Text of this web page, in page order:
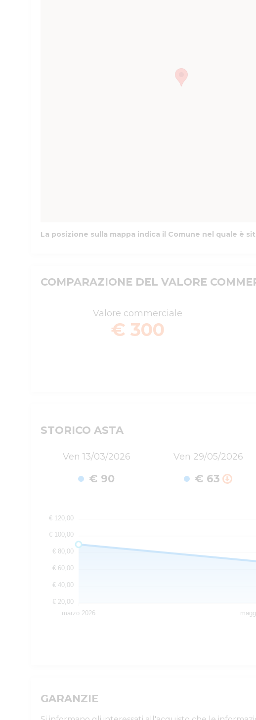
La posizione sulla mappa indica il Comune nel quale è
COMPARAZIONE DEL VALORE
Valore commerciale
€ 300
STORICO ASTA
Ven 13/03/2026
€ 90
Ven 29/05/2026
€ 63
marzo 2026
€ 120,00
€ 100,00
€ 80,00
€ 60,00
€ 40,00
€ 20,00
GARANZIE